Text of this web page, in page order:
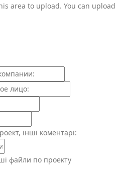
area to upload. You can upload
інші коментарі:
файли по проекту